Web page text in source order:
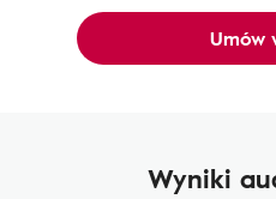
Umów
Wyniki